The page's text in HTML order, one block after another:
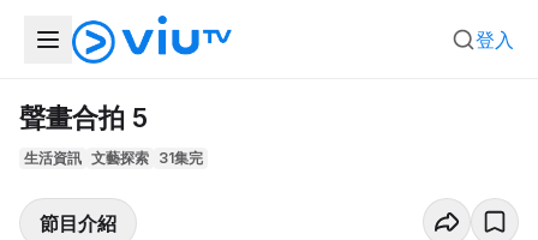
登入
聲畫合拍 5
生活資訊 文藝探索 31集完
節目介紹